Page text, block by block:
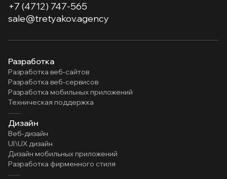
+7 (4712) 747-565
sale@tretyakov.agency
Разработка
Разработка веб-сайтов
Разработка веб-сервисов
Разработка мобильных приложений
Техническая поддержка
Дизайн
Веб-дизайн
UI\UX дизайн
Дизайн мобильных приложений
Разработка фирменного стиля